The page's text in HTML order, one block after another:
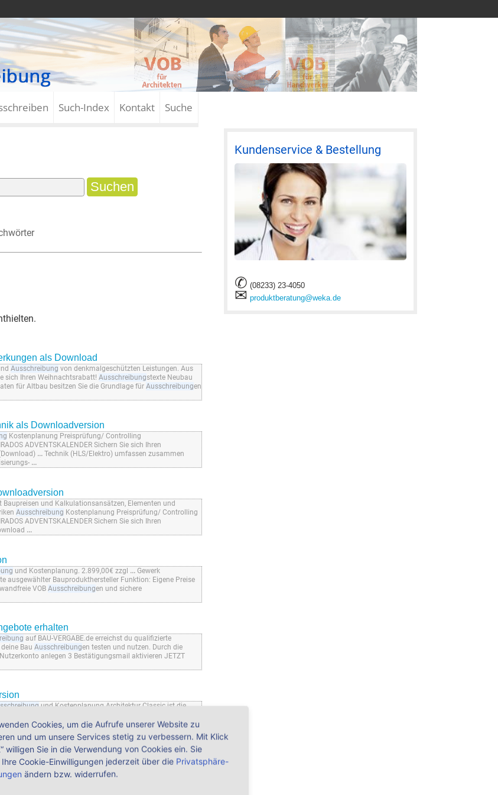
Such-Index Kontakt Suche
als Download
Ausschreibung von denkmalgeschützten Leistungen. Aus
sich Ihren Weihnachtsrabatt! Ausschreibungstexte Neubau
für Altbau besitzen Sie die Grundlage für Ausschreibungen
als Downloadversion
Kostenplanung Preisprüfung/ Controlling
ADVENTSKALENDER Sichern Sie sich Ihren
... Technik (HLS/Elektro) umfassen zusammen
...
Baupreisen und Kalkulationsansätzen, Elementen und
Ausschreibung Kostenplanung Preisprüfung/ Controlling
ADVENTSKALENDER Sichern Sie sich Ihren
...
und Kostenplanung. 2.899,00€ zzgl ... Gewerk
ausgewählter Bauprodukthersteller Funktion: Eigene Preise
VOB Ausschreibungen und sichere
erhalten
auf BAU-VERGABE.de erreichst du qualifizierte
Bau Ausschreibungen testen und nutzen. Durch die
anlegen 3 Bestätigungsmail aktivieren JETZT
und Kostenplanung Architektur Classic ist die
bei Downloadversion) Klassische Bürolösung für Ihre
Kostenplanung Preisprüfung/ Controlling
Preise für Positionen
Kundenservice & Bestellung
✆ (08233) 23-4050
✉ produktberatung@weka.de
Cookies, um die Aufrufe unserer Website zu
und um unsere Services stetig zu verbessern. Mit Klick
willigen Sie in die Verwendung von Cookies ein. Sie
Ihre Cookie-Einwilligungen jederzeit über die Privatsphäre-
ändern bzw. widerrufen.